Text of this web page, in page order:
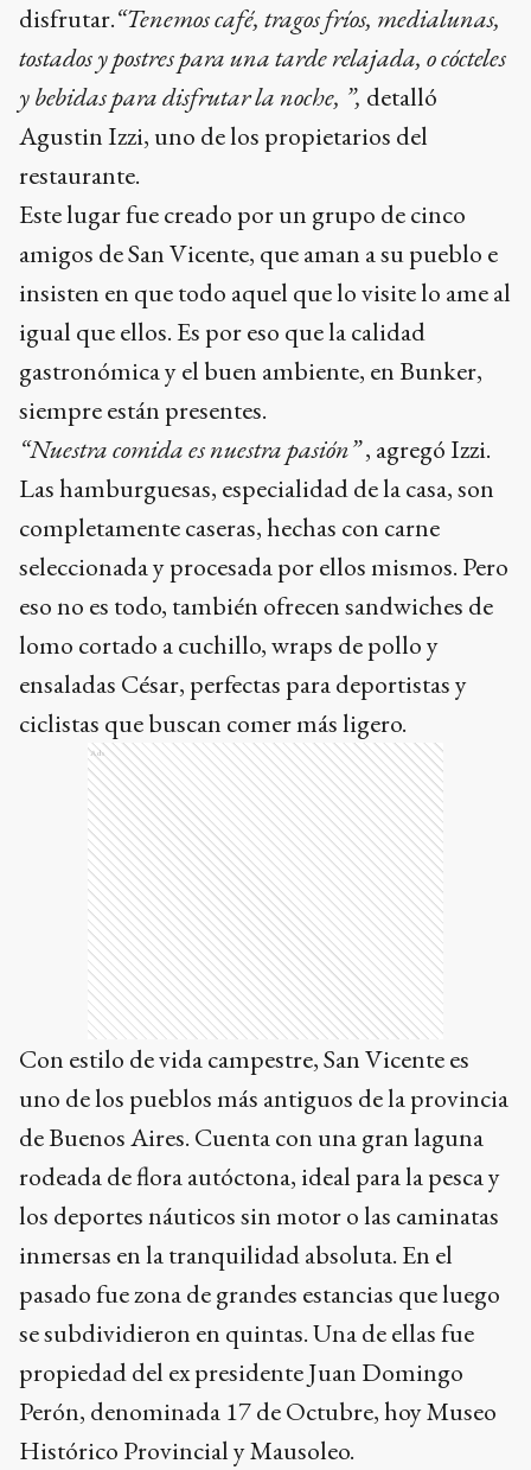
disfrutar.“Tenemos café, tragos fríos, medialunas,
tostados y postres para una tarde relajada, o cócteles
y bebidas para disfrutar la noche, ”, detalló
Agustin Izzi, uno de los propietarios del
restaurante.
Este lugar fue creado por un grupo de cinco
amigos de San Vicente, que aman a su pueblo e
insisten en que todo aquel que lo visite lo ame al
igual que ellos. Es por eso que la calidad
gastronómica y el buen ambiente, en Bunker,
siempre están presentes.
“Nuestra comida es nuestra pasión”, agregó Izzi.
Las hamburguesas, especialidad de la casa, son
completamente caseras, hechas con carne
seleccionada y procesada por ellos mismos. Pero
eso no es todo, también ofrecen sandwiches de
lomo cortado a cuchillo, wraps de pollo y
ensaladas César, perfectas para deportistas y
ciclistas que buscan comer más ligero.
Ads
Con estilo de vida campestre, San Vicente es
uno de los pueblos más antiguos de la provincia
de Buenos Aires. Cuenta con una gran laguna
rodeada de flora autóctona, ideal para la pesca y
los deportes náuticos sin motor o las caminatas
inmersas en la tranquilidad absoluta. En el
pasado fue zona de grandes estancias que luego
se subdividieron en quintas. Una de ellas fue
propiedad del ex presidente Juan Domingo
Perón, denominada 17 de Octubre, hoy Museo
Histórico Provincial y Mausoleo.